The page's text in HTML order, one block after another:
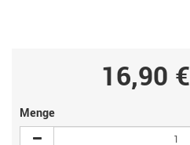
16,90 €
Menge